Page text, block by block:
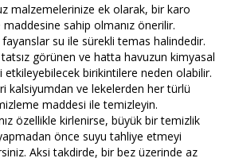
malzemelerinize ek olarak, bir karo
sahip olmanız önerilir.
su ile sürekli temas halindedir.
görünen ve hatta havuzun kimyasal
etkileyebilecek birikintilere neden olabilir.
kalsiyumdan ve lekelerden her türlü
maddesi ile temizleyin.
özellikle kirlenirse, büyük bir temizlik
önce suyu tahliye etmeyi
Aksi takdirde, bir bez üzerinde az